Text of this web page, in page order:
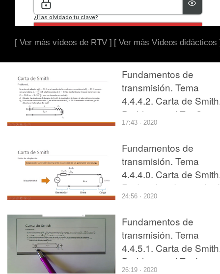
[ Ver más vídeos de RTV ] [ Ver más Vídeos didácticos
Fundamentos de
transmisión. Tema
4.4.4.2. Carta de
Problema 1. LT y Cs
17:43 · 2020
Fundamentos de
transmisión. Tema
4.4.4.0. Carta de
Redes de adaptación.
y Xs.
24:56 · 2020
Fundamentos de
transmisión. Tema
4.4.5.1. Carta de
Problema 2. LT y Lp.
26:19 · 2020